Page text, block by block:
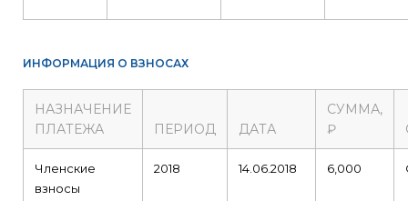
ИНФОРМАЦИЯ О ВЗНОСАХ
НАЗНАЧЕНИЕ
ПЛАТЕЖА
ПЕРИОД ДАТА
СУММА,
₽
Членские
взносы
2018 14.06.2018 6,000